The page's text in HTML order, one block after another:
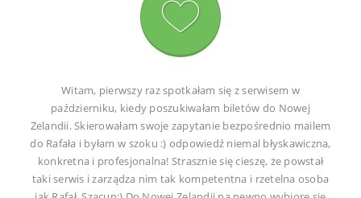
Witam, pierwszy raz spotkałam się z serwisem w
październiku, kiedy poszukiwałam biletów do Nowej
Zelandii. Skierowałam swoje zapytanie bezpośrednio mailem
do Rafała i byłam w szoku :) odpowiedź niemal błyskawiczna,
konkretna i profesjonalna! Strasznie się cieszę, że powstał
taki serwis i zarządza nim tak kompetentna i rzetelna osoba